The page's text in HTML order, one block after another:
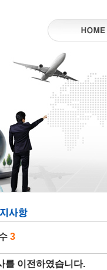
3
를 이전하였습니다.